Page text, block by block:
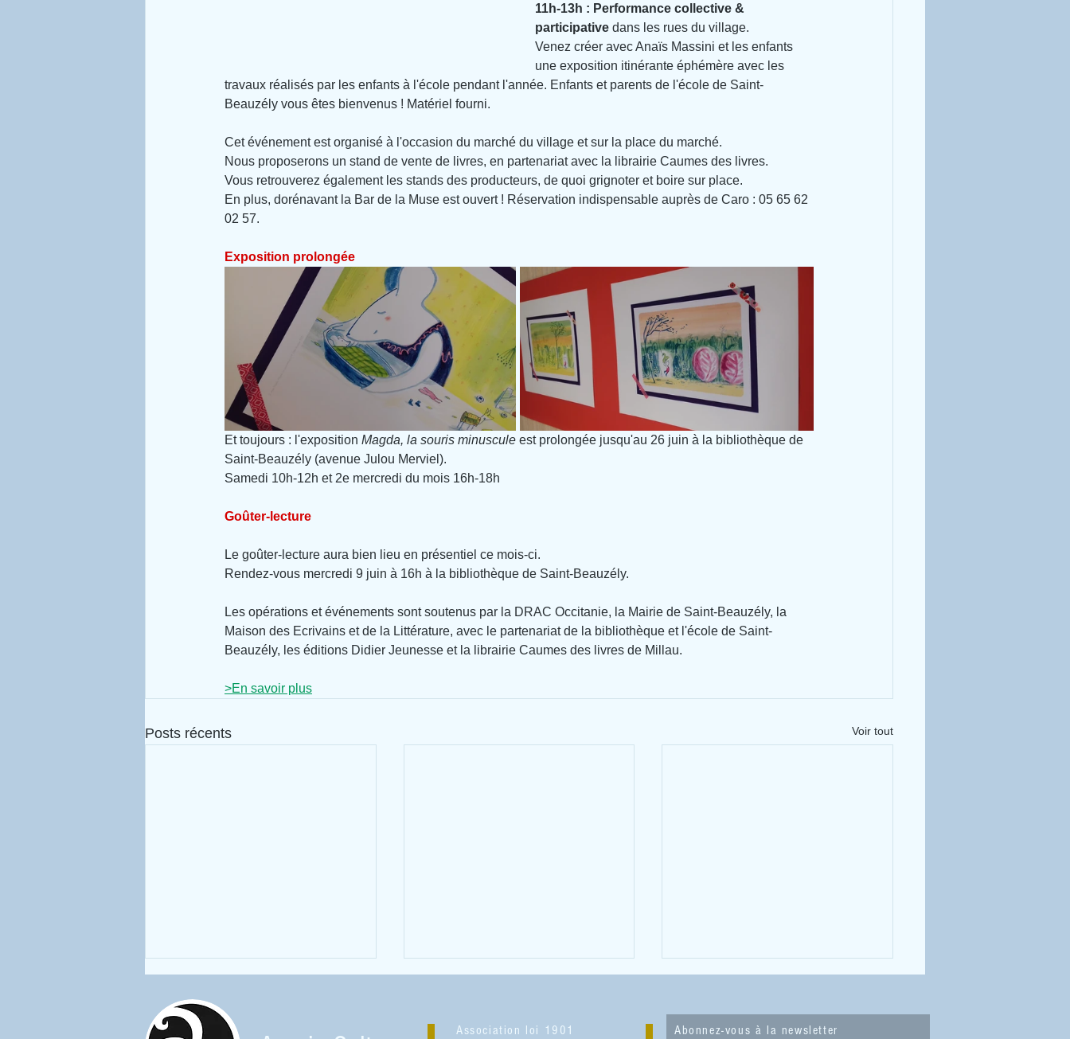
11h-13h : Performance collective &
participative dans les rues du village.
Venez créer avec Anaïs Massini et les enfants
une exposition itinérante éphémère avec les
travaux réalisés par les enfants à l'école pendant l'année. Enfants et parents de l'école de Saint-
Beauzély vous êtes bienvenus ! Matériel fourni.
Cet événement est organisé à l'occasion du marché du village et sur la place du marché.
Nous proposerons un stand de vente de livres, en partenariat avec la librairie Caumes des livres.
Vous retrouverez également les stands des producteurs, de quoi grignoter et boire sur place.
En plus, dorénavant la Bar de la Muse est ouvert ! Réservation indispensable auprès de Caro : 05 65 62
02 57.
Exposition prolongée
Et toujours : l'exposition Magda, la souris minuscule est prolongée jusqu'au 26 juin à la bibliothèque de
Saint-Beauzély (avenue Julou Merviel).
Samedi 10h-12h et 2e mercredi du mois 16h-18h
Goûter-lecture
Le goûter-lecture aura bien lieu en présentiel ce mois-ci.
Rendez-vous mercredi 9 juin à 16h à la bibliothèque de Saint-Beauzély.
Les opérations et événements sont soutenus par la DRAC Occitanie, la Mairie de Saint-Beauzély, la
Maison des Ecrivains et de la Littérature, avec le partenariat de la bibliothèque et l'école de Saint-
Beauzély, les éditions Didier Jeunesse et la librairie Caumes des livres de Millau.
>En savoir plus
Posts récents Voir tout
Association loi 1901
Abonnez-vous à la newsletter